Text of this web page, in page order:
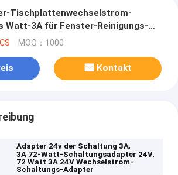
Tischplattenwechselstrom-
Watt-3A für Fenster-Reinigungs-
MOQ：1000
Kontakt
Adapter 24v der Schaltung 3A,
3A 72-Watt-Schaltungsadapter 24V,
72 Watt 3A 24V Wechselstrom-
Schaltungs-Adapter